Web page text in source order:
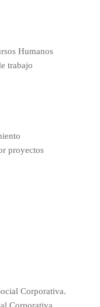
Humanos
trabajo
proyectos
Corporativa.